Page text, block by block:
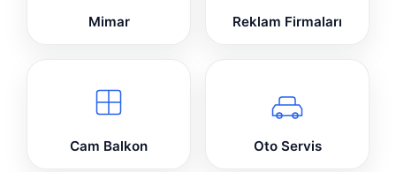
Mimar Reklam Firmaları
Cam Balkon Oto Servis